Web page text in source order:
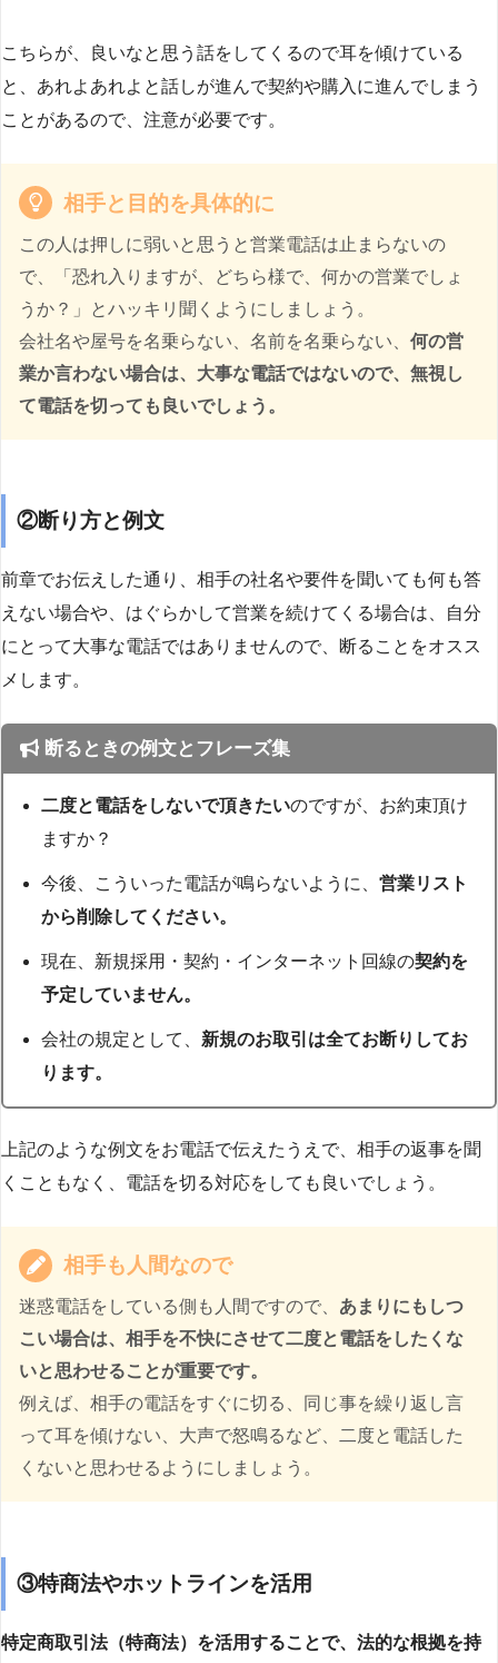
こちらが、良いなと思う話をしてくるので耳を傾けている
と、あれよあれよと話しが進んで契約や購入に進んでしまう
ことがあるので、注意が必要です。
相手と目的を具体的に
この人は押しに弱いと思うと営業電話は止まらないの
で、「恐れ入りますが、どちら様で、何かの営業でしょ
うか？」とハッキリ聞くようにしましょう。
会社名や屋号を名乗らない、名前を名乗らない、 何の営
業か言わない場合は、大事な電話ではないので、無視し
て電話を切っても良いでしょう。
②断り方と例文
前章でお伝えした通り、相手の社名や要件を聞いても何も答
えない場合や、はぐらかして営業を続けてくる場合は、自分
にとって大事な電話ではありませんので、断ることをオスス
メします。
断るときの例文とフレーズ集
二度と電話をしないで頂きたいのですが、お約束頂け
ますか？
今後、こういった電話が鳴らないように、営業リスト
から削除してください。
現在、新規採用・契約・インターネット回線の契約を
予定していません。
会社の規定として、 新規のお取引は全てお断りしてお
ります。
上記のような例文をお電話で伝えたうえで、相手の返事を聞
くこともなく、電話を切る対応をしても良いでしょう。
相手も人間なので
迷惑電話をしている側も人間ですので、 あまりにもしつ
こい場合は、相手を不快にさせて二度と電話をしたくな
いと思わせることが重要です。
例えば、相手の電話をすぐに切る、同じ事を繰り返し言
って耳を傾けない、大声で怒鳴るなど、二度と電話した
くないと思わせるようにしましょう。
③特商法やホットラインを活用
特定商取引法（特商法）を活用することで、法的な根拠を持